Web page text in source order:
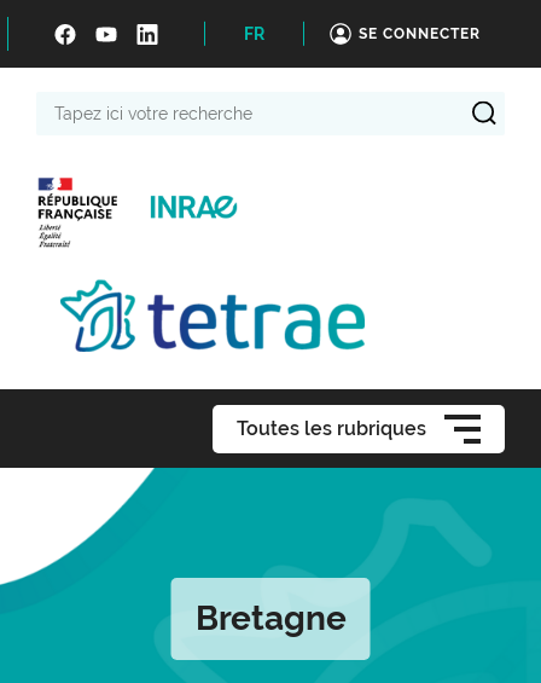
FR SE CONNECTER
Toutes les rubriques
Bretagne